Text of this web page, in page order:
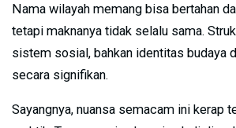
Nama wilayah memang bisa bertahan
tetapi maknanya tidak selalu sama.
sistem sosial, bahkan identitas budaya
secara signifikan.
Sayangnya, nuansa semacam ini kerap